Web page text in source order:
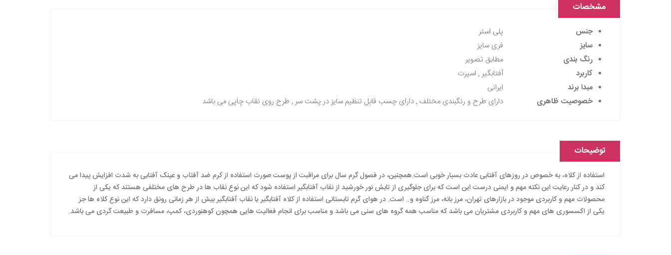
مشخصات
جنس
پلی استر
سایز
فری سایز
رنگ بندی
مطابق تصویر
کاربرد
آفتابگیر , اسپرت
مبدا برند
ایرانی
خصوصیت ظاهری
دارای طرح و رنگبندی مختلف , دارای چسب قابل تنظیم سایز در پشت سر , طرح روی نقاب چاپی می باشد
توضیحات
استفاده از کلاه، به خصوص در روزهای آفتابی عادت بسیار خوبی است.همچنین، در فصول گرم سال برای مراقبت از پوست صورت استفاده از کرم ضد آفتاب و عینک آفتابی به شدت افزایش پیدا می
کند و در کنار رعایت این نکته مهم و ایمنی درست این است که برای جلوگیری از تابش نور خورشید از نقاب آفتابگیر استفاده شود که این نوع نقاب ها در طرح های مختلفی هستند که یکی از
محصولات مهم و کاربردی موجود در بازارهای تهران، مرز بانه، مرز گناوه و.. است. در هوای گرم تابستانی استفاده از کلاه آفتابگیر یا نقاب آفتابگیر بیش از هر زمانی رونق دارد که این نوع کلاه ها جز
یکی از اکسسوری های مهم و کاربردی مشتریان می باشد که مناسب همه گروه های سنی می باشد و مناسب برای انجام فعالیت هایی همچون کوهنوردی، کمپ، مسافرت و طبیعت گردی می باشد.